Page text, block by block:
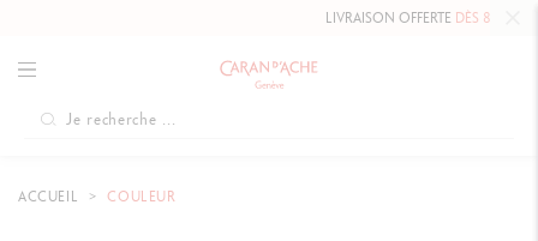
LIVRAISON OFFERTEDÈS 80 €.
ACCUEIL COULEUR